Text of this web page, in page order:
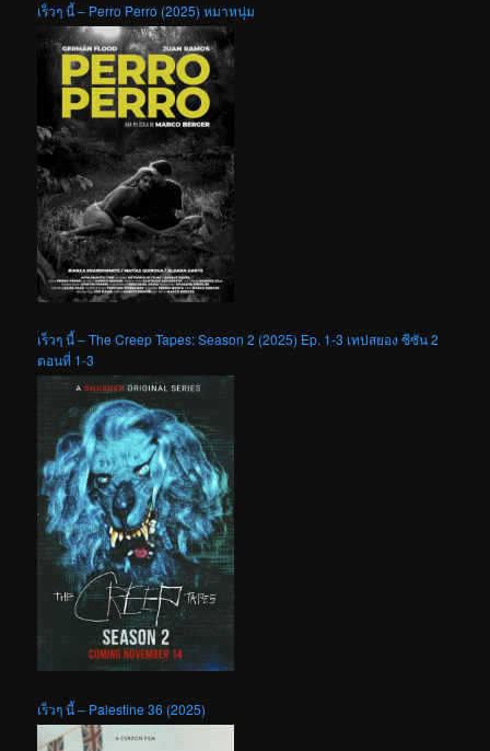
เร็วๆ นี้ – Perro Perro (2025) หมาหนุ่ม
เร็วๆ นี้ – The Creep Tapes: Season 2 (2025) Ep. 1-3 เทปสยอง ซีซัน 2
ตอนที่ 1-3
เร็วๆ นี้ – Palestine 36 (2025)